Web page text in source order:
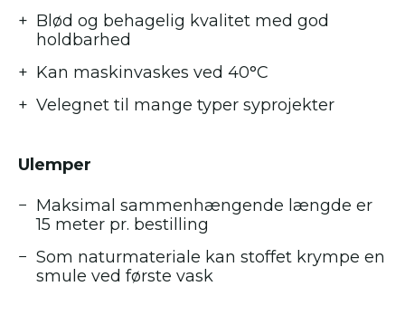
Blød og behagelig kvalitet med god
holdbarhed
Kan maskinvaskes ved 40°C
Velegnet til mange typer syprojekter
Ulemper
Maksimal sammenhængende længde er
15 meter pr. bestilling
Som naturmateriale kan stoffet krympe en
smule ved første vask